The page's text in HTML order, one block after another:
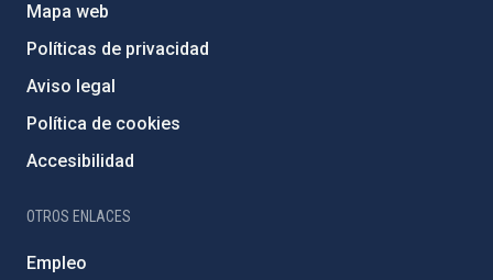
Mapa web
Políticas de privacidad
Aviso legal
Política de cookies
Accesibilidad
OTROS ENLACES
Empleo